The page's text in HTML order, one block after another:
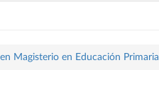
Magisterio en Educación Primaria